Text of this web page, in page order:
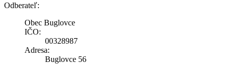
Odberateľ:
Obec Buglovce
IČO:
00328987
Adresa:
Buglovce 56